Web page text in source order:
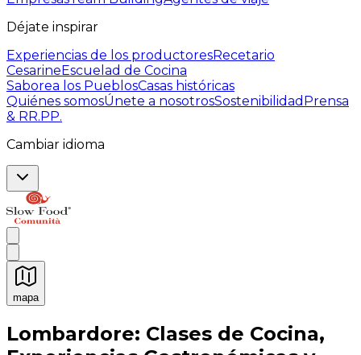
Déjate inspirar
Experiencias de los productoresRecetario
CesarineEscuelad de Cocina
Saborea los PueblosCasas históricas
Quiénes somosÚnete a nosotrosSostenibilidad Prensa
& RR.PP.
Cambiar idioma
mapa
Experiencias culinarias inolvidables: Experiencias
Lombardore: Clases de Cocina,